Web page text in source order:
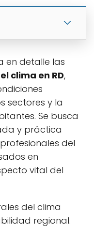
en detalle las
clima en RD,
sectores y la
Se busca
y práctica
del
en
vital del
del clima
regional.